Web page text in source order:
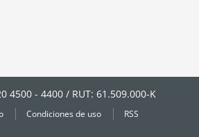
4500 - 4400 / RUT: 61.509.000-K
Condiciones de uso RSS